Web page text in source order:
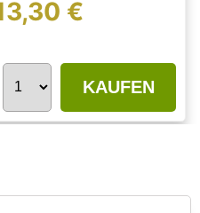
€
KAUFEN